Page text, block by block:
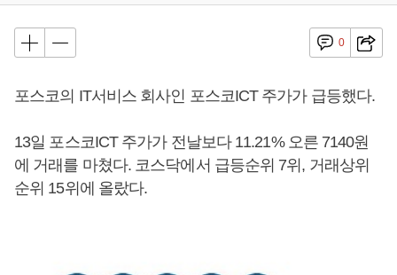
0
포스코의 IT서비스 회사인 포스코ICT 주가가 급등했다.
13일 포스코ICT 주가가 전날보다 11.21% 오른 7140원
에 거래를 마쳤다. 코스닥에서 급등순위 7위, 거래상위
순위 15위에 올랐다.